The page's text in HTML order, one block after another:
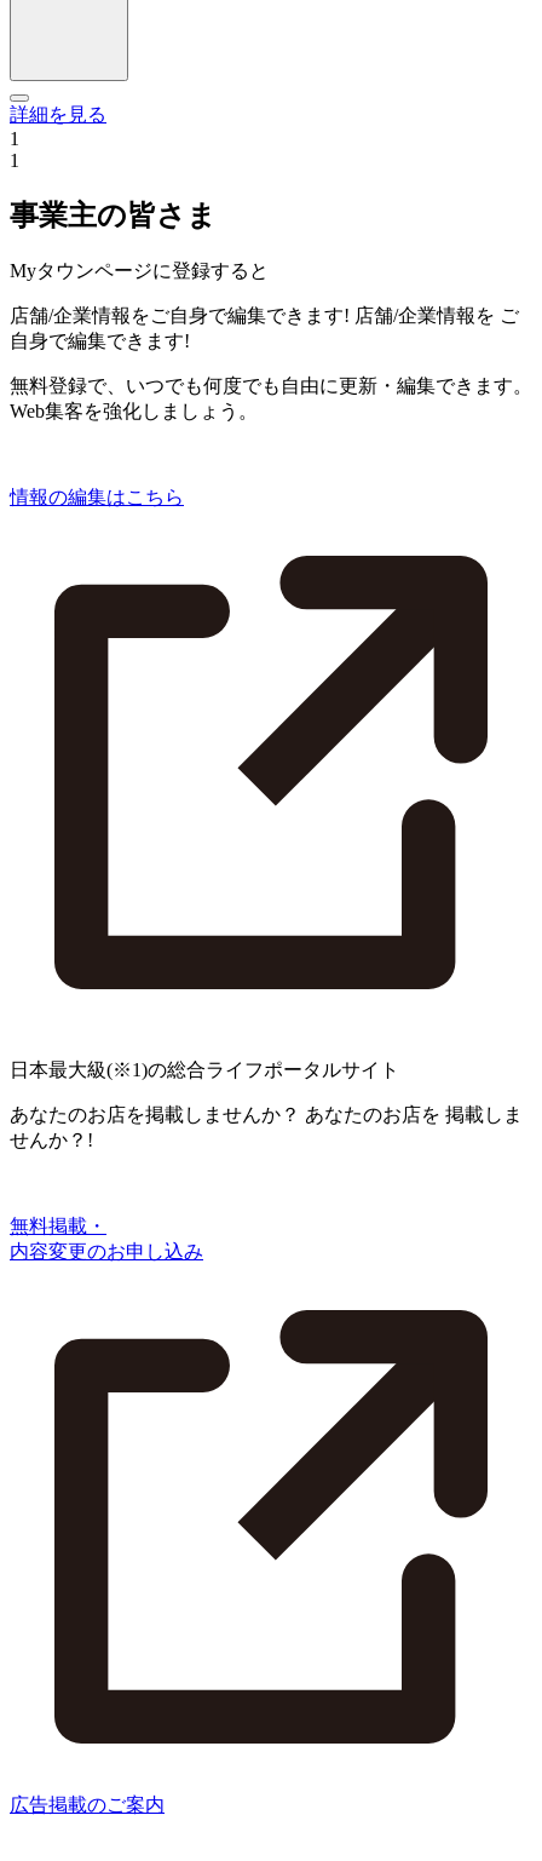
詳細を見る
1
1
事業主の皆さま
Myタウンページに登録すると
店舗/企業情報をご自身で編集できます! 店舗/企業情報を ご
自身で編集できます!
無料登録で、いつでも何度でも自由に更新・編集できます。
Web集客を強化しましょう。
情報の編集はこちら
日本最大級(※1)の総合ライフポータルサイト
あなたのお店を掲載しませんか？ あなたのお店を 掲載しま
せんか？!
無料掲載・
内容変更のお申し込み
広告掲載のご案内